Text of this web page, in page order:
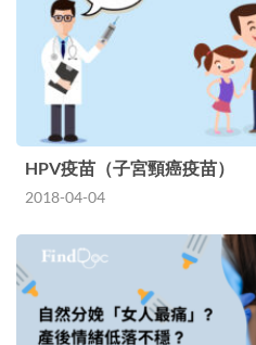
HPV疫苗（子宮頸癌疫苗）
2018-04-04